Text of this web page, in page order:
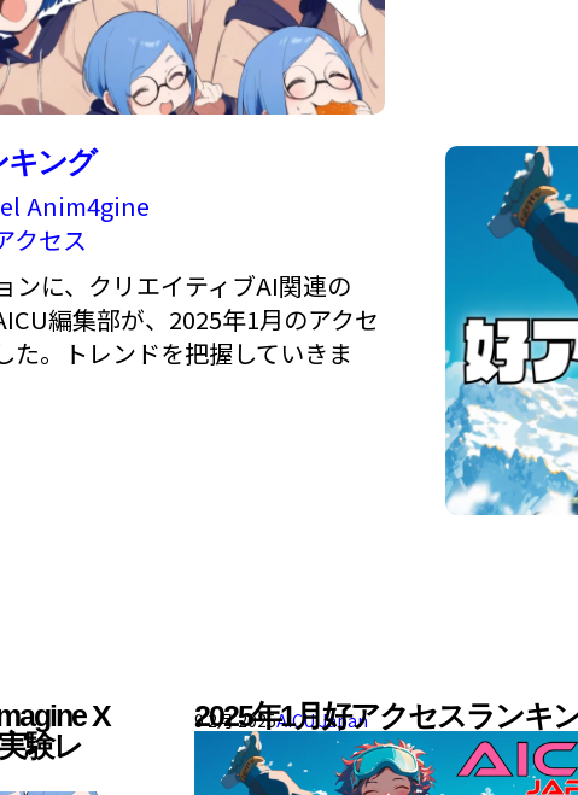
キング
Anim4gine
クセス
ンに、クリエイティブAI関連の
編集部が、2025年1月のアクセ
た。トレンドを把握していきま
X
験レ
2025年1月好アクセスランキ
9 2月 2025AICU Japan